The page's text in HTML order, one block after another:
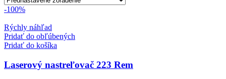
-100%
Rýchly náhľad
Pridať do obľúbených
Pridať do košíka
Laserový nastreľovač 223 Rem